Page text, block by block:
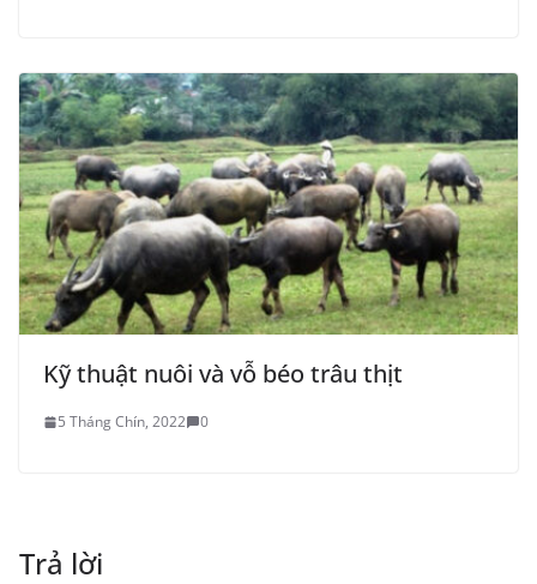
Kỹ thuật nuôi và vỗ béo trâu thịt
5 Tháng Chín, 2022 0
Trả lời